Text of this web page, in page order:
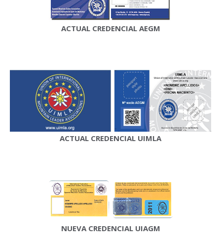
ACTUAL CREDENCIAL AEGM
ACTUAL CREDENCIAL UIMLA
NUEVA CREDENCIAL UIAGM